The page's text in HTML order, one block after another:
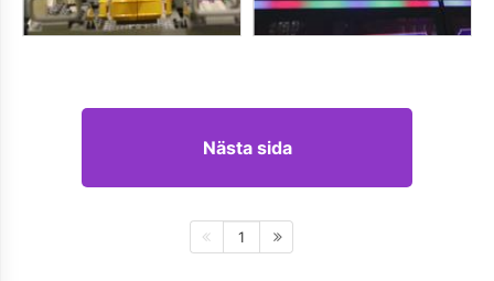
Nästa sida
1